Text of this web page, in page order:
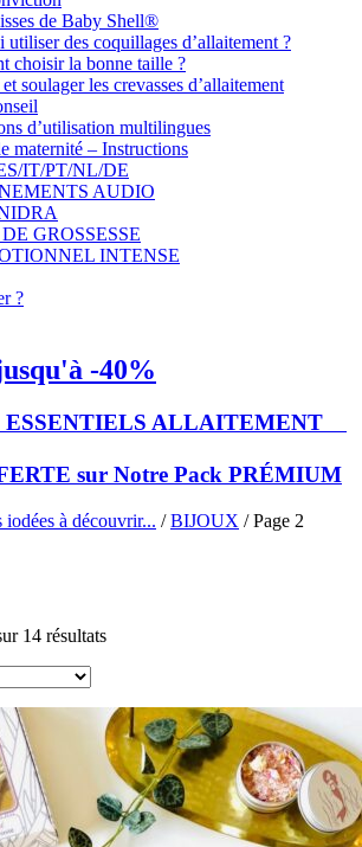
de Baby Shell®
utiliser des coquillages d’allaitement ?
choisir la bonne taille ?
soulager les crevasses d’allaitement
d’utilisation multilingues
maternité – Instructions
IT/PT/NL/DE
AUDIO
GROSSESSE
INTENSE
?
-40%
ESSENTIELS ALLAITEMENT
sur Notre Pack PRÉMIUM
iodées à découvrir... /BIJOUX / Page 2
14 résultats